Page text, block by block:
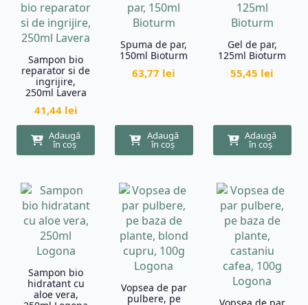
Sampon bio
reparator si de
ingrijire,
250ml Lavera
41,44 lei
Adaugă
în coș
Spuma de par,
150ml Bioturm
63,77 lei
Adaugă
în coș
Gel de par,
125ml Bioturm
55,45 lei
Adaugă
în coș
Sampon bio
hidratant cu
aloe vera,
Vopsea de par
pulbere, pe